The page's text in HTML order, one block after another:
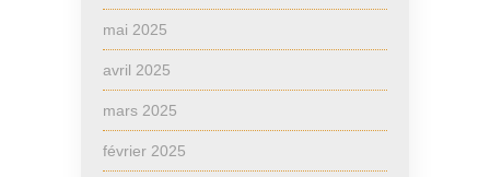
mai 2025
avril 2025
mars 2025
février 2025